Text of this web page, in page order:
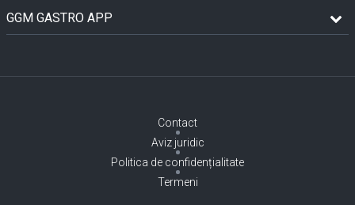
GGM GASTRO APP
Contact
Aviz juridic
Politica de confidențialitate
Termeni